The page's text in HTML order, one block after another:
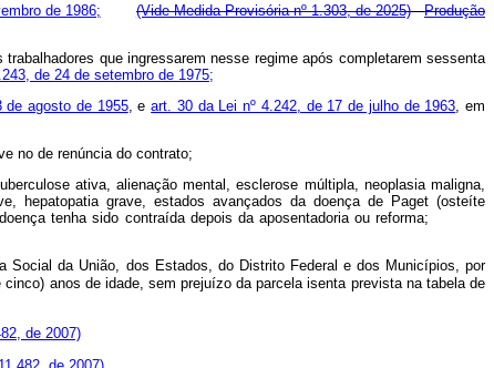
de 1986; (Vide Medida Provisória nº 1.303, de 2025)
Produção
que ingressarem nesse regime após completarem sessenta
de 24 de setembro de 1975;
de agosto de 1955, eart. 30 da Lei nº 4.242, de 17 de julho de 1963, em
no de renúncia do contrato;
ativa, alienação mental, esclerose múltipla, neoplasia maligna,
hepatopatia grave, estados avançados da doença de Paget (osteíte
a doença tenha sido contraída depois da aposentadoria ou reforma;
Social da União, dos Estados, do Distrito Federal e dos Municípios, por
anos de idade, sem prejuízo da parcela isenta prevista na tabela de
de 2007)